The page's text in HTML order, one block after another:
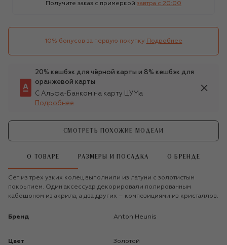
Получите заказ с примеркой завтра c 20:00
10% бонусов за первую покупку Подробнее
20% кешбэк для чёрной карты и 8% кешбэк для
оранжевой карты
С Альфа-Банком на карту ЦУМа
Подробнее
СМОТРЕТЬ ПОХОЖИЕ МОДЕЛИ
О ТОВАРЕ РАЗМЕРЫ И ПОСАДКА О БРЕНДЕ
Сет из трех узких колец выполнили из латуни с золотистым
покрытием. Один аксессуар декорировали полированным
кабошоном из акрила, а два других – композициями из кристаллов.
Бренд Anton Heunis
Цвет Золотой